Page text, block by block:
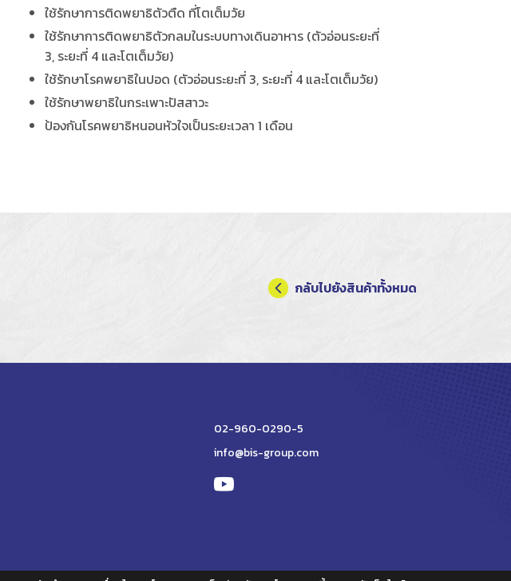
ใช้รักษาการติดพยาธิตัวตืด ที่โตเต็มวัย
ใช้รักษาการติดพยาธิตัวกลมในระบบทางเดินอาหาร (ตัวอ่อนระยะที่
3, ระยะที่ 4 และโตเต็มวัย)
ใช้รักษาโรคพยาธิในปอด (ตัวอ่อนระยะที่ 3, ระยะที่ 4 และโตเต็มวัย)
ใช้รักษาพยาธิในกระเพาะปัสสาวะ
ป้องกันโรคพยาธิหนอนหัวใจเป็นระยะเวลา 1 เดือน
กลับไปยังสินค้าทั้งหมด
02-960-0290-5
info@bis-group.com